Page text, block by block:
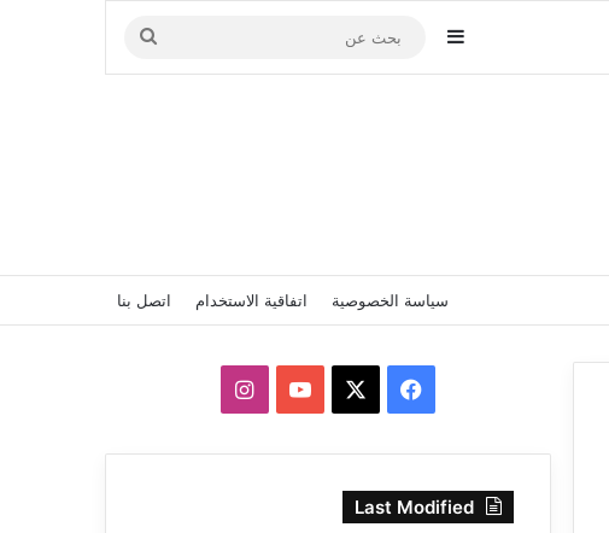
إضافة عمود جانبي
بحث
عن
سياسة الخصوصية اتفاقية الاستخدام اتصل بنا
فيسبوك ‫YouTubeانستقرام
Last Modified